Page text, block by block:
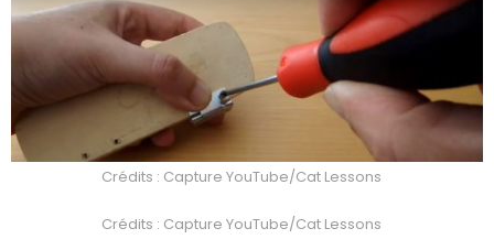
Crédits : Capture YouTube/Cat Lessons
Crédits : Capture YouTube/Cat Lessons